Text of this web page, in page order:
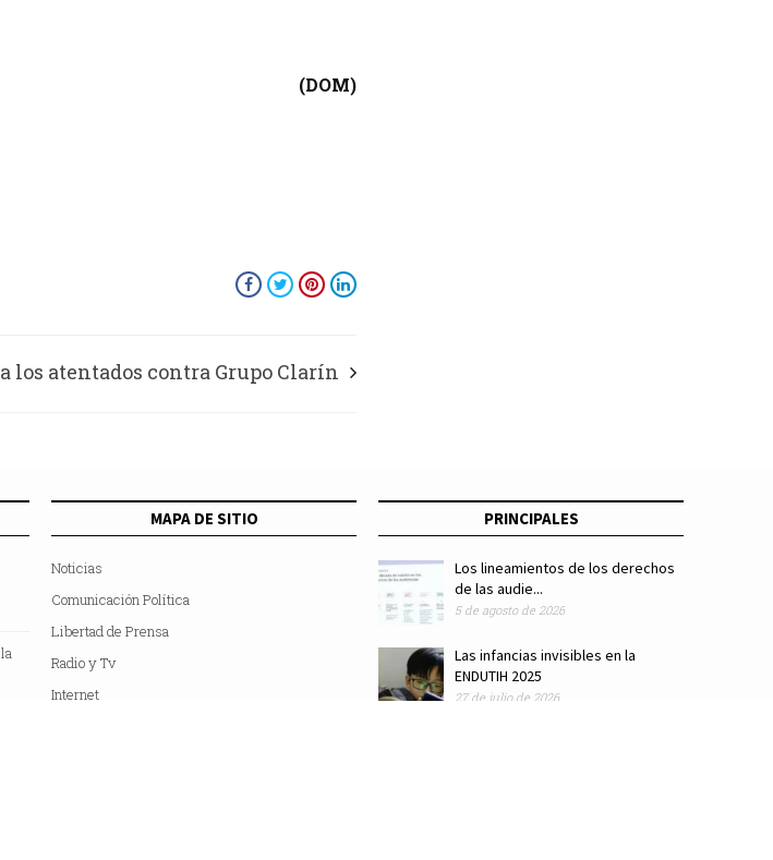
(DOM)
los atentados contra Grupo Clarín
MAPA DE SITIO
Noticias
Comunicación Política
Libertad de Prensa
Radio y Tv
Internet
PRINCIPALES
Los lineamientos de los derechos
de las audie...
5 de agosto de 2026
Las infancias invisibles en la
ENDUTIH 2025
27 de julio de 2026